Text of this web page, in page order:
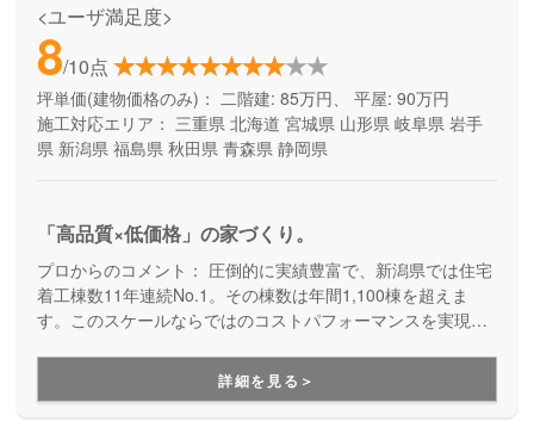
<ユーザ満足度>
8/10点
坪単価(建物価格のみ)： 二階建: 85万円、 平屋: 90万円
施工対応エリア： 三重県 北海道 宮城県 山形県 岐阜県 岩手
県 新潟県 福島県 秋田県 青森県 静岡県
「高品質×低価格」の家づくり。
プロからのコメント： 圧倒的に実績豊富で、新潟県では住宅
着工棟数11年連続No.1。その棟数は年間1,100棟を超えま
す。このスケールならではのコストパフォーマンスを実現
す。不動産情報も多彩だから土地探しもお任せ。土地探し・
資金計画から性能・デザイン、建てた後の保証・アフターサ
ポートまで安心してお任せいただけます。
詳細を見る＞